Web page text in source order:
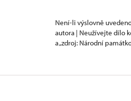
Není-li výslovně
autora | Neužívejte dílo
a „zdroj: Národní